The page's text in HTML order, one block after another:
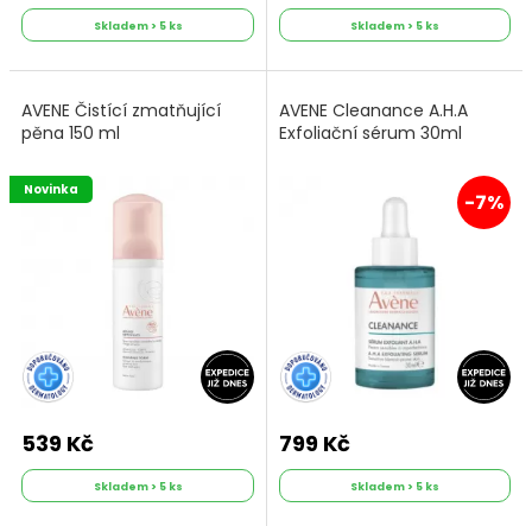
Skladem > 5 ks Skladem > 5 ks
AVENE Čistící zmatňující
pěna 150 ml
Novinka
539 Kč
Skladem > 5 ks
AVENE Cleanance A.H.A
Exfoliační sérum 30ml
-7%
799 Kč
Skladem > 5 ks